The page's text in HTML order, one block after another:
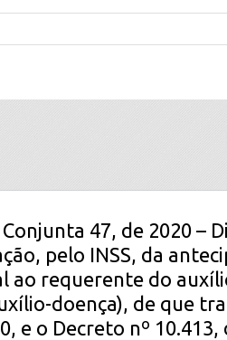
47, de 2020 –
pelo INSS, da
ao requerente do
doença), de que
e o Decreto nº 10.413,